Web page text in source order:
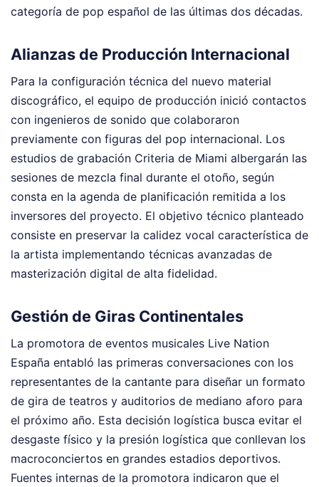
categoría de pop español de las últimas dos décadas.
Alianzas de Producción Internacional
Para la configuración técnica del nuevo material
discográfico, el equipo de producción inició contactos
con ingenieros de sonido que colaboraron
previamente con figuras del pop internacional. Los
estudios de grabación Criteria de Miami albergarán las
sesiones de mezcla final durante el otoño, según
consta en la agenda de planificación remitida a los
inversores del proyecto. El objetivo técnico planteado
consiste en preservar la calidez vocal característica de
la artista implementando técnicas avanzadas de
masterización digital de alta fidelidad.
Gestión de Giras Continentales
La promotora de eventos musicales Live Nation
España entabló las primeras conversaciones con los
representantes de la cantante para diseñar un formato
de gira de teatros y auditorios de mediano aforo para
el próximo año. Esta decisión logística busca evitar el
desgaste físico y la presión logística que conllevan los
macroconciertos en grandes estadios deportivos.
Fuentes internas de la promotora indicaron que el